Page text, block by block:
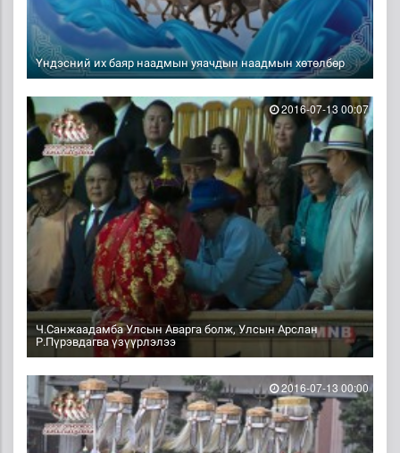
Үндэсний их баяр наадмын уяачдын наадмын хөтөлбөр
Ч.Санжаадамба Улсын Аварга болж, Улсын Арслан
Р.Пүрэвдагва үзүүрлэлээ
2016-07-13 00:07
2016-07-13 00:00